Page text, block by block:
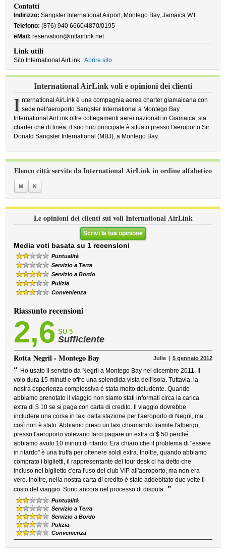
Contatti
Indirizzo: Sangster International Airport, Montego Bay, Jamaica W.I.
Telefono: (876) 940 6660/4870/0195
eMail: reservation@intlairlink.net
Link utili
Sito International AirLink: Aprire sito
International AirLink voli e opinioni dei clienti
I nternational AirLink è una compagnia aerea charter giamaicana con
sede nell'aeroporto Sangster International a Montego Bay.
International AirLink offre collegamenti aerei nazionali in Giamaica, sia
charter che di linea, il suo hub principale è situato presso l'aeroporto Sir
Donald Sangster International (MBJ), a Montego Bay.
Elenco città servite da International AirLink in ordine alfabetico
M N
Le opinioni dei clienti sui voli International AirLink
Scrivi la tua opinione
Media voti basata su 1 recensioni
Puntualità
Servizio a Terra
Servizio a Bordo
Pulizia
Convenienza
Riassunto recensioni
2,6 SU 5
Sufficiente
RottaNegril - Montego Bay Julie 5 gennaio 2012
“ Ho usato il servizio da Negril a Montego Bay nel dicembre 2011. Il
volo dura 15 minuti e offre una splendida vista dell'isola. Tuttavia, la
nostra esperienza complessiva è stata molto deludente. Quando
abbiamo prenotato il viaggio non siamo stati informati circa la carica
extra di $ 10 se si paga con carta di credito. Il viaggio dovrebbe
includere una corsa in taxi dalla stazione per l'aeroporto di Negril, ma
così non è stato. Abbiamo preso un taxi chiamando tramite l'albergo,
presso l'aeroporto volevano farci pagare un extra di $ 50 perché
abbiamo avuto 10 minuti di ritardo. Era chiaro che il problema di "essere
in ritardo" è una truffa per ottenere soldi extra. Inoltre, quando abbiamo
comprato i biglietti, il rappresentante del tour desk ci ha detto che
incluso nel biglietto c'era l'uso del club VIP all'aeroporto, ma non era
vero. Inoltre, nella nostra carta di credito è stato addebitato due volte il
costo del viaggio. Sono ancora nel processo di disputa. ”
Puntualità
Servizio a Terra
Servizio a Bordo
Pulizia
Convenienza